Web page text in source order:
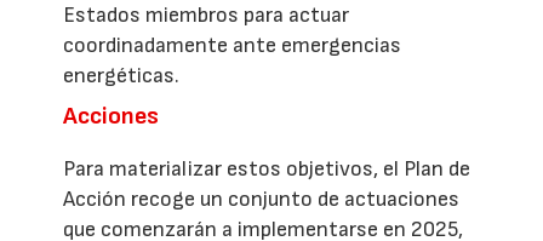
Estados miembros para actuar
coordinadamente ante emergencias
energéticas.
Acciones
Para materializar estos objetivos, el Plan de
Acción recoge un conjunto de actuaciones
que comenzarán a implementarse en 2025,